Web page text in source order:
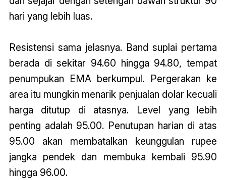
hari yang lebih luas.
Resistensi sama jelasnya. Band suplai pertama
berada di sekitar 94.60 hingga 94.80, tempat
penumpukan EMA berkumpul. Pergerakan ke
area itu mungkin menarik penjualan dolar kecuali
harga ditutup di atasnya. Level yang lebih
penting adalah 95.00. Penutupan harian di atas
95.00 akan membatalkan keunggulan rupee
jangka pendek dan membuka kembali 95.90
hingga 96.00.